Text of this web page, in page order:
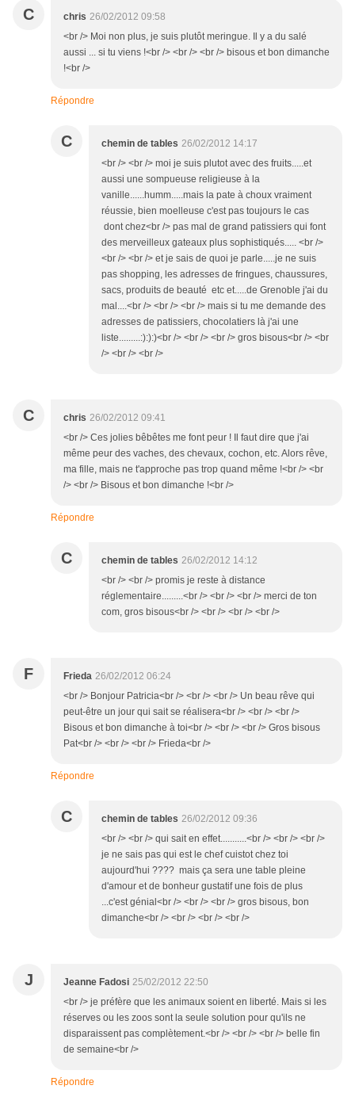
C chris 26/02/2012 09:58
<br /> Moi non plus, je suis plutôt meringue. Il y a du salé
aussi ... si tu viens !<br /> <br /> <br /> bisous et bon dimanche
!<br />
Répondre
C chemin de tables 26/02/2012 14:17
<br /> <br /> moi je suis plutot avec des fruits.....et
aussi une sompueuse religieuse à la
vanille......humm.....mais la pate à choux vraiment
réussie, bien moelleuse c'est pas toujours le cas
dont chez<br /> pas mal de grand patissiers qui font
des merveilleux gateaux plus sophistiqués..... <br />
<br /> <br /> et je sais de quoi je parle.....je ne suis
pas shopping, les adresses de fringues, chaussures,
sacs, produits de beauté etc et.....de Grenoble j'ai du
mal....<br /> <br /> <br /> mais si tu me demande des
adresses de patissiers, chocolatiers là j'ai une
liste.........:):):)<br /> <br /> <br /> gros bisous<br /> <br
/> <br /> <br />
C chris 26/02/2012 09:41
<br /> Ces jolies bêbêtes me font peur ! Il faut dire que j'ai
même peur des vaches, des chevaux, cochon, etc. Alors rêve,
ma fille, mais ne t'approche pas trop quand même !<br /> <br
/> <br /> Bisous et bon dimanche !<br />
Répondre
C chemin de tables 26/02/2012 14:12
<br /> <br /> promis je reste à distance
réglementaire.........<br /> <br /> <br /> merci de ton
com, gros bisous<br /> <br /> <br /> <br />
F Frieda 26/02/2012 06:24
<br /> Bonjour Patricia<br /> <br /> <br /> Un beau rêve qui
peut-être un jour qui sait se réalisera<br /> <br /> <br />
Bisous et bon dimanche à toi<br /> <br /> <br /> Gros bisous
Pat<br /> <br /> <br /> Frieda<br />
Répondre
C chemin de tables 26/02/2012 09:36
<br /> <br /> qui sait en effet...........<br /> <br /> <br />
je ne sais pas qui est le chef cuistot chez toi
aujourd'hui ???? mais ça sera une table pleine
d'amour et de bonheur gustatif une fois de plus
...c'est génial<br /> <br /> <br /> gros bisous, bon
dimanche<br /> <br /> <br /> <br />
J Jeanne Fadosi 25/02/2012 22:50
<br /> je préfère que les animaux soient en liberté. Mais si les
réserves ou les zoos sont la seule solution pour qu'ils ne
disparaissent pas complètement.<br /> <br /> <br /> belle fin
de semaine<br />
Répondre